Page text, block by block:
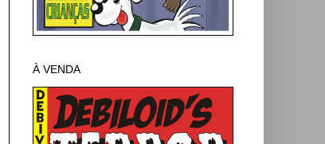
À VENDA